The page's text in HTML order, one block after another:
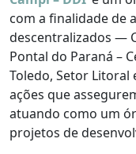
com a finalidade de
descentralizados —
Pontal do Paraná –
Toledo, Setor
ações que
atuando como um
projetos de